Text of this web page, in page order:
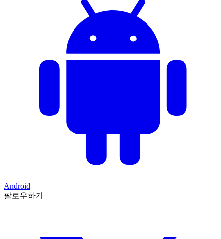
Android
팔로우하기